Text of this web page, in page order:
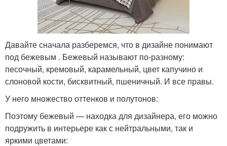
Давайте сначала разберемся, что в дизайне понимают
под бежевым . Бежевый называют по-разному:
песочный, кремовый, карамельный, цвет капучино и
слоновой кости, бисквитный, пшеничный. И все правы.
У него множество оттенков и полутонов:
Поэтому бежевый — находка для дизайнера, его можно
подружить в интерьере как с нейтральными, так и
яркими цветами: